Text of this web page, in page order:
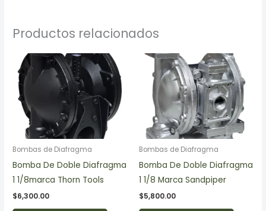
Productos relacionados
Bombas de Diafragma
Bomba De Doble Diafragma
1 1/8marca Thorn Tools
$6,300.00
Bombas de Diafragma
Bomba De Doble Diafragma
1 1/8 Marca Sandpiper
$5,800.00